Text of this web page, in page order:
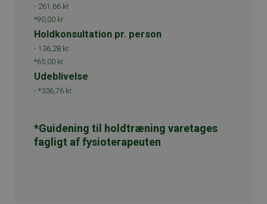
- 261,66 kr.
*90,00 kr.
Holdkonsultation pr. person
- 136,28 kr.
*65,00 kr.
Udeblivelse
- *336,76 kr.
*Guidening til holdtræning varetages
fagligt af fysioterapeuten